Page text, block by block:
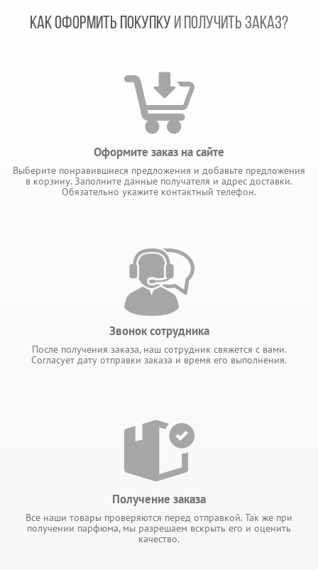
КАК ОФОРМИТЬ ПОКУПКУ И ПОЛУЧИТЬ ЗАКАЗ?
Оформите заказ на сайте
Выберите понравившиеся предложения и добавьте предложения
в корзину. Заполните данные получателя и адрес доставки.
Обязательно укажите контактный телефон.
Звонок сотрудника
После получения заказа, наш сотрудник свяжется с вами.
Согласует дату отправки заказа и время его выполнения.
Получение заказа
Все наши товары проверяются перед отправкой. Так же при
получении парфюма, мы разрешаем вскрыть его и оценить
качество.